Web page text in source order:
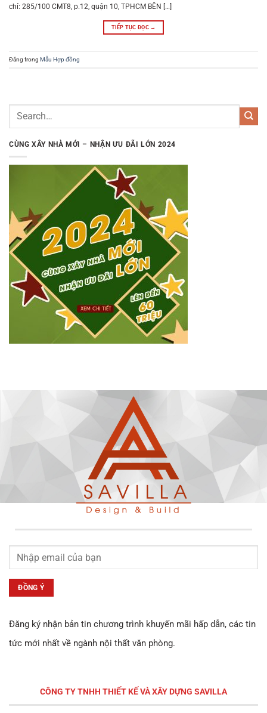
chỉ: 285/100 CMT8, p.12, quận 10, TPHCM BÊN […]
TIẾP TỤC ĐỌC →
Đăng trong Mẫu Hợp đồng
CÙNG XÂY NHÀ MỚI – NHẬN ƯU ĐÃI LỚN 2024
Đăng ký nhận bản tin chương trình khuyến mãi hấp dẫn, các tin
tức mới nhất về ngành nội thất văn phòng.
CÔNG TY TNHH THIẾT KẾ VÀ XÂY DỰNG SAVILLA